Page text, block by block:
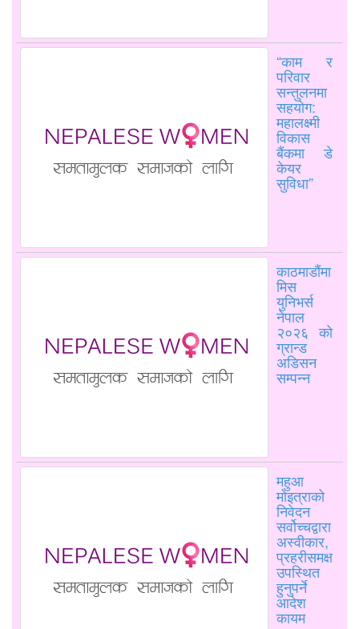
“काम र
परिवार
सन्तुलनमा
सहयोग:
महालक्ष्मी
विकास
बैंकमा डे
केयर
सुविधा”
काठमाडौंमा
मिस
युनिभर्स
नेपाल
२०२६ को
ग्रान्ड
अडिसन
सम्पन्न
महुआ
मोइत्राको
निवेदन
सर्वोच्चद्वारा
अस्वीकार,
प्रहरीसमक्ष
उपस्थित
हुनुपर्ने
आदेश
कायम